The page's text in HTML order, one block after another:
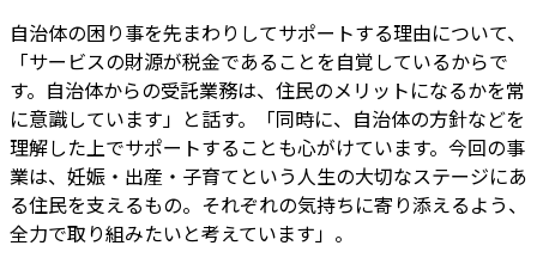
自治体の困り事を先まわりしてサポートする理由について、
「サービスの財源が税金であることを自覚しているからで
す。自治体からの受託業務は、住民のメリットになるかを常
に意識しています」と話す。「同時に、自治体の方針などを
理解した上でサポートすることも心がけています。今回の事
業は、妊娠・出産・子育てという人生の大切なステージにあ
る住民を支えるもの。それぞれの気持ちに寄り添えるよう、
全力で取り組みたいと考えています」。